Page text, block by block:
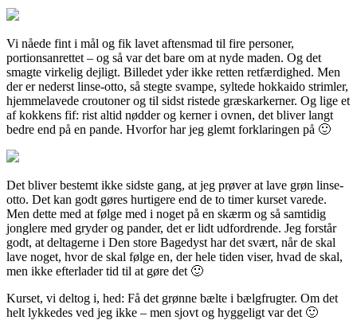
Vi nåede fint i mål og fik lavet aftensmad til fire personer,
portionsanrettet – og så var det bare om at nyde maden. Og det
smagte virkelig dejligt. Billedet yder ikke retten retfærdighed. Men
der er nederst linse-otto, så stegte svampe, syltede hokkaido strimler,
hjemmelavede croutoner og til sidst ristede græskarkerner. Og lige et
af kokkens fif: rist altid nødder og kerner i ovnen, det bliver langt
bedre end på en pande. Hvorfor har jeg glemt forklaringen på 🙂
Det bliver bestemt ikke sidste gang, at jeg prøver at lave grøn linse-
otto. Det kan godt gøres hurtigere end de to timer kurset varede.
Men dette med at følge med i noget på en skærm og så samtidig
jonglere med gryder og pander, det er lidt udfordrende. Jeg forstår
godt, at deltagerne i Den store Bagedyst har det svært, når de skal
lave noget, hvor de skal følge en, der hele tiden viser, hvad de skal,
men ikke efterlader tid til at gøre det 🙂
Kurset, vi deltog i, hed: Få det grønne bælte i bælgfrugter. Om det
helt lykkedes ved jeg ikke – men sjovt og hyggeligt var det 🙂